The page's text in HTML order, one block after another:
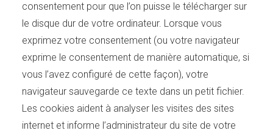
consentement pour que l’on puisse le télécharger sur
le disque dur de votre ordinateur. Lorsque vous
exprimez votre consentement (ou votre navigateur
exprime le consentement de manière automatique, si
vous l’avez configuré de cette façon), votre
navigateur sauvegarde ce texte dans un petit fichier.
Les cookies aident à analyser les visites des sites
internet et informe l’administrateur du site de votre